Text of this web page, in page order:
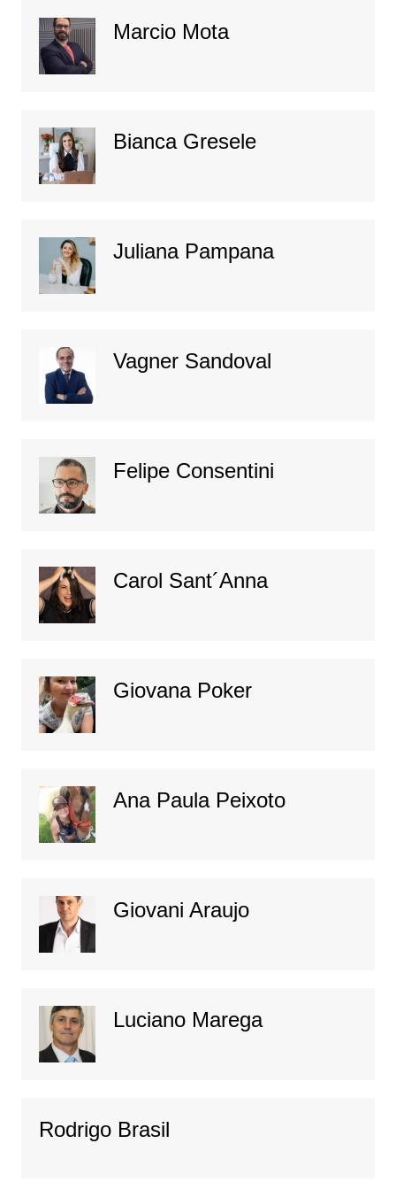
Marcio Mota
Bianca Gresele
Juliana Pampana
Vagner Sandoval
Felipe Consentini
Carol Sant´Anna
Giovana Poker
Ana Paula Peixoto
Giovani Araujo
Luciano Marega
Rodrigo Brasil